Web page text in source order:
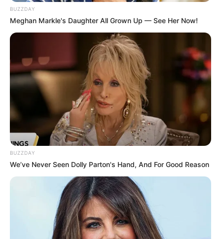
Der sagenumwobene, 132 Meter hohe
Rheinfelsen steht an der engsten und
tiefsten Stelle des Rheins und bietet einen
Blick zur Stadt Sankt Goarshausen mit der Burg Katz und
Sankt Goar sowie zur Burgruine Rheinfels. Die Loreley
gehört zu den berühmtesten Wahrzeichen in Deutschland.
Burg Rheinfels in St. Goar
Nach dem Ausbau der mittelalterlichen
Burg zur Festung (17. Jahrhundert), war
die heute zumUNESCO-Welterbe
gehörende Burg die größte Befestigungsanlage am
Ruinen zeugen, ist der Eindruck immer noch gewaltig. Es
kann ein Burgmuseum besucht werden. Außerdem ist ein
großer Teil der Wehrgänge begehbar und es gibt sogar
unterirdische Minengänge.
BUZZDAY
Meghan Markle's Daughter All Grown Up — See Her Now!
BUZZDAY
We’ve Never Seen Dolly Parton's Hand, And For Good Reason